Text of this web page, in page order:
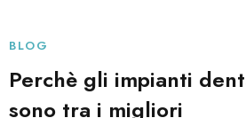
BLOG
Perchè gli impianti
sono tra i migliori